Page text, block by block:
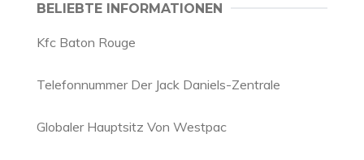
BELIEBTE INFORMATIONEN
Kfc Baton Rouge
Telefonnummer Der Jack Daniels-Zentrale
Globaler Hauptsitz Von Westpac